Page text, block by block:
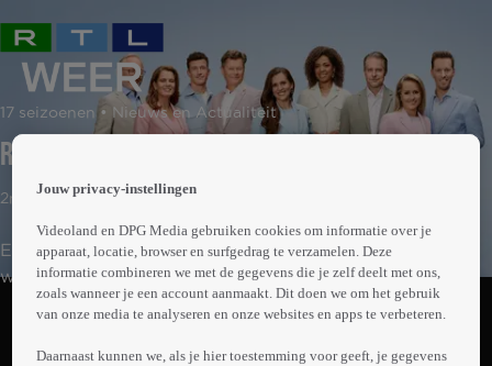
page
17 seizoenen • Nieuws en Actualiteit
RTL Weer 08:20
2min
Een blik op de actuele weerkaart en de
weersverwachtingen op de korte en langere termijn.
Abonneren op Videoland
Jouw privacy-instellingen
Videoland en DPG Media gebruiken cookies om informatie over je
apparaat, locatie, browser en surfgedrag te verzamelen. Deze
informatie combineren we met de gegevens die je zelf deelt met ons,
zoals wanneer je een account aanmaakt. Dit doen we om het gebruik
van onze media te analyseren en onze websites en apps te verbeteren.
Daarnaast kunnen we, als je hier toestemming voor geeft, je gegevens